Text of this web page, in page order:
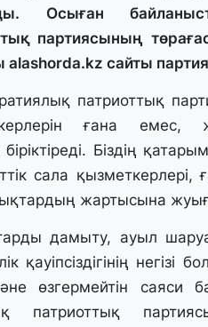
Осыған
партиясының
сайты партия
патриоттық
ғана
Біздің
сала
жартысына
дамыту, ауыл
қауіпсіздігінің негізі
өзгермейтін саяси
патриоттық